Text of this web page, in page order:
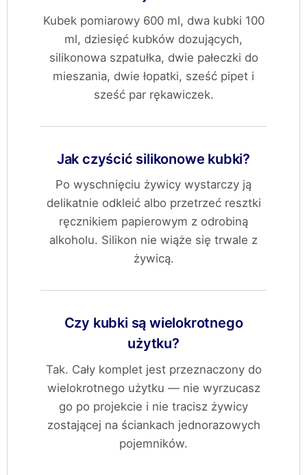
Kubek pomiarowy 600 ml, dwa kubki 100
ml, dziesięć kubków dozujących,
silikonowa szpatułka, dwie pałeczki do
mieszania, dwie łopatki, sześć pipet i
sześć par rękawiczek.
Jak czyścić silikonowe kubki?
Po wyschnięciu żywicy wystarczy ją
delikatnie odkleić albo przetrzeć resztki
ręcznikiem papierowym z odrobiną
alkoholu. Silikon nie wiąże się trwale z
żywicą.
Czy kubki są wielokrotnego
użytku?
Tak. Cały komplet jest przeznaczony do
wielokrotnego użytku — nie wyrzucasz
go po projekcie i nie tracisz żywicy
zostającej na ściankach jednorazowych
pojemników.